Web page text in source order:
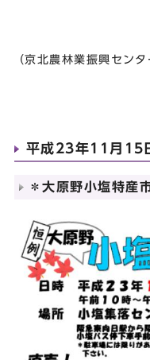
（京北農林業振興センタ
平成23年11月15
＊大原野小塩特産